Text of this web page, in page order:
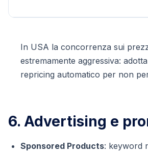
In USA la concorrenza sui
estremamente aggressiva:
repricing automatico per non
6. Advertising e
Sponsored Products: keyword